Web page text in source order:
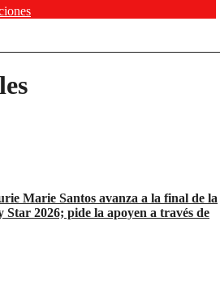
Marie Santos avanza a la final de la
2026; pide la apoyen a través de